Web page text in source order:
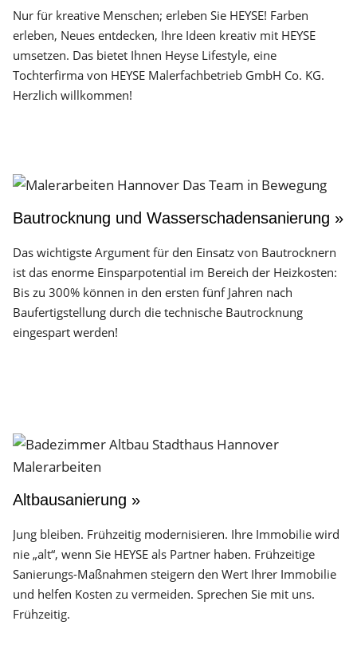
Nur für kreative Menschen; erleben Sie HEYSE! Farben
erleben, Neues entdecken, Ihre Ideen kreativ mit HEYSE
umsetzen. Das bietet Ihnen Heyse Lifestyle, eine
Tochterfirma von HEYSE Malerfachbetrieb GmbH Co. KG.
Herzlich willkommen!
Bautrocknung und Wasserschadensanierung »
Das wichtigste Argument für den Einsatz von Bautrocknern
ist das enorme Einsparpotential im Bereich der Heizkosten:
Bis zu 300% können in den ersten fünf Jahren nach
Baufertigstellung durch die technische Bautrocknung
eingespart werden!
Altbausanierung »
Jung bleiben. Frühzeitig modernisieren. Ihre Immobilie wird
nie „alt“, wenn Sie HEYSE als Partner haben. Frühzeitige
Sanierungs-Maßnahmen steigern den Wert Ihrer Immobilie
und helfen Kosten zu vermeiden. Sprechen Sie mit uns.
Frühzeitig.